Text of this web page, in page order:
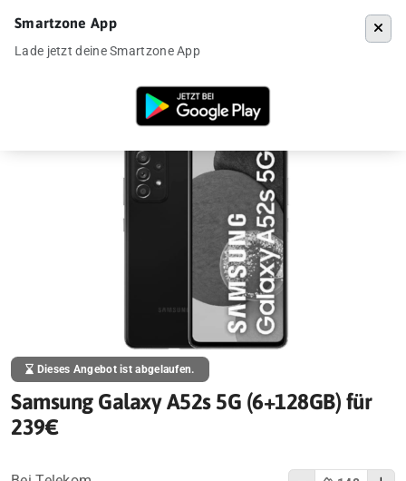
»Samsung Galaxy A52s 5G (6+128GB) für 239€
Dieses Angebot ist abgelaufen.
Samsung Galaxy A52s 5G (6+128GB) für
239€
Smartzone App
Lade jetzt deine Smartzone App